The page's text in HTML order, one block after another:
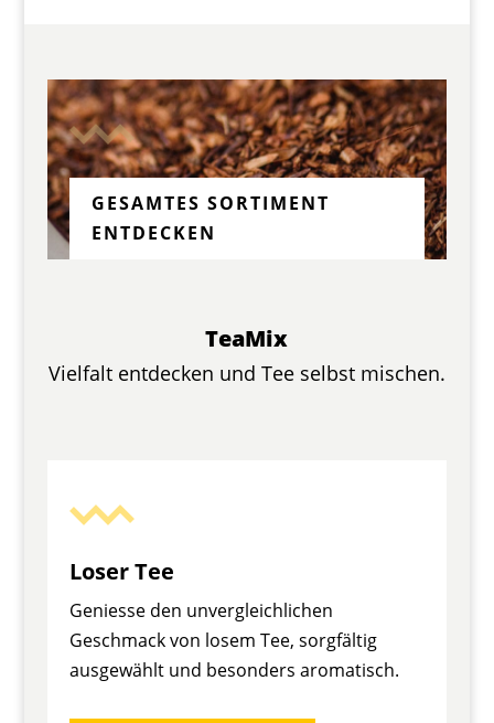
GESAMTES SORTIMENT
ENTDECKEN
TeaMix
Vielfalt entdecken und Tee selbst mischen.
Loser Tee
Geniesse den unvergleichlichen
Geschmack von losem Tee, sorgfältig
ausgewählt und besonders aromatisch.